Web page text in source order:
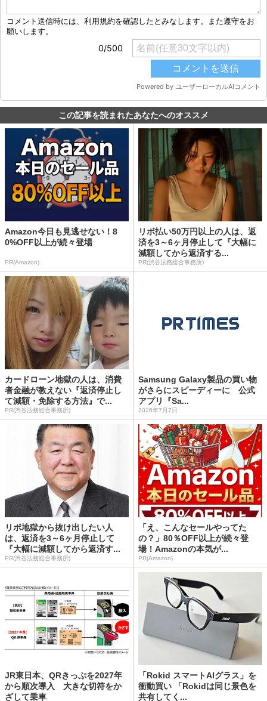
この記事を読まれたあなたへのオススメ
Amazon今日も見逃せない！8
0%OFF以上が続々登場
PR(Amazon)
リボ払い50万円以上の人は、返
済を3～6ヶ月停止して『大幅に
減額してから返済する...
PR(渋谷法務総合事務所)
カードローン地獄の人は、消費
者金融が教えない『返済停止し
て減額・免除する方法』で...
PR(渋谷法務総合事務所)
Samsung Galaxy製品の買い物
がさらにスピーディーに 公式
アプリ『Sa...
2026年7月7日
リボ地獄から抜け出したい人
は、返済を3～6ヶ月停止して
『大幅に減額してから返済す...
PR(渋谷法務総合事務所)
「え、こんなセールやってた
の？」80％OFF以上が続々登
場！Amazonの本気が...
PR(Amazon)
JR東日本、QRきっぷを2027年
から順次導入 大きな切符をか
ざして乗車
「Rokid スマートAIグラス」を
衝動買い 「Rokidは同じ景色を
共有してく...